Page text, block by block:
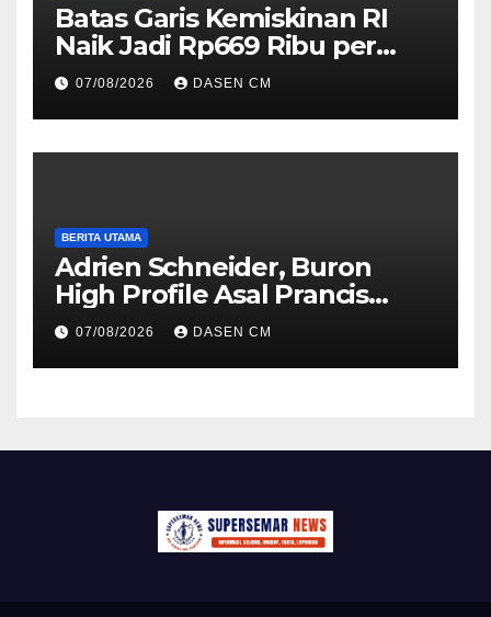
Batas Garis Kemiskinan RI
Naik Jadi Rp669 Ribu per
Orang per Bulan
07/08/2026 DASEN CM
BERITA UTAMA
Adrien Schneider, Buron
High Profile Asal Prancis
Ditangkap di Jakarta
07/08/2026 DASEN CM